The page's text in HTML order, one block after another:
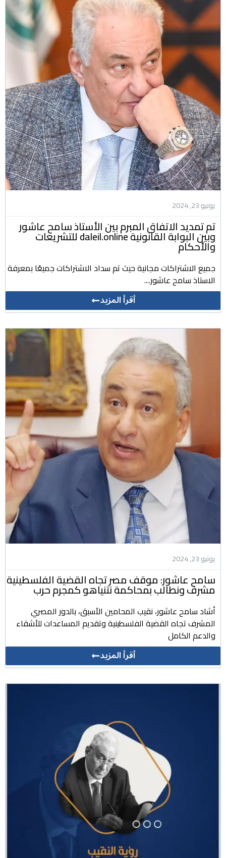
يونيو 23, 2024
تم تمديد الاتفاق المبرم بين الأستاذ سامح عاشور
وبين البوابة القانونية daleil.online للتشريعات
والأحكام
جميع الاشتراكات مجانية حيث تم سداد الاشتراكات جميعًا بمعرفة
الاستاذ سامح عاشور....
أقرأ المزيد
يونيو 23, 2024
سامح عاشور: موقف مصر تجاه القضية الفلسطينية
مشرف ونطالب بمحاكمة نتنياهو كمجرم حرب
أشاد سامح عاشور، نقيب المحامين الأسبق، بالدور المصري
المشرف تجاه القضية الفلسطينية وتقديم المساعدات للأشقاء
والدعم الكامل
أقرأ المزيد